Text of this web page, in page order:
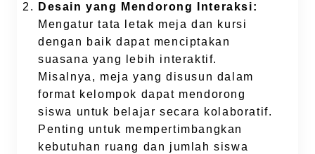
Desain yang Mendorong Interaksi:
Mengatur tata letak meja dan kursi
dengan baik dapat menciptakan
suasana yang lebih interaktif.
Misalnya, meja yang disusun dalam
format kelompok dapat mendorong
siswa untuk belajar secara kolaboratif.
Penting untuk mempertimbangkan
kebutuhan ruang dan jumlah siswa